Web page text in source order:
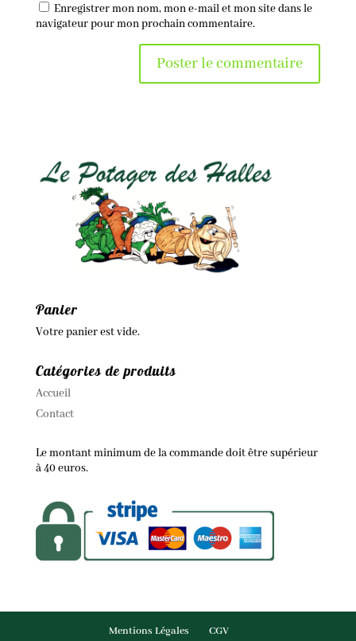
Enregistrer mon nom, mon e-mail et mon site dans le
navigateur pour mon prochain commentaire.
Panier
Votre panier est vide.
Catégories de produits
Accueil
Contact
Le montant minimum de la commande doit être supérieur
à 40 euros.
Mentions Légales CGV